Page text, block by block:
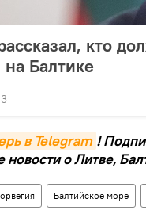
кто
Балтике
в Telegram !
о Литве,
Балтийское море